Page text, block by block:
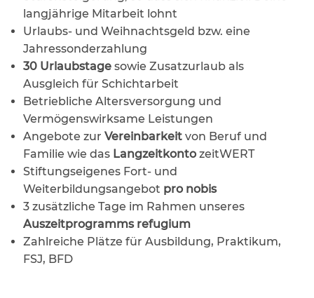
langjährige Mitarbeit lohnt
Urlaubs- und Weihnachtsgeld bzw. eine
Jahressonderzahlung
30 Urlaubstage sowie Zusatzurlaub als
Ausgleich für Schichtarbeit
Betriebliche Altersversorgung und
Vermögenswirksame Leistungen
Angebote zur Vereinbarkeitvon Beruf und
Familie wie das LangzeitkontozeitWERT
Stiftungseigenes Fort- und
Weiterbildungsangebot pro nobis
3 zusätzliche Tage im Rahmen unseres
Auszeitprogramms refugium
Zahlreiche Plätze für Ausbildung, Praktikum,
FSJ, BFD